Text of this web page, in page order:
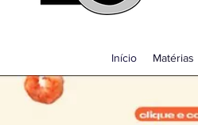
Início Matérias